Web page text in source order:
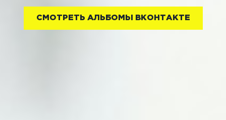
СМОТРЕТЬ АЛЬБОМЫ ВКОНТАКТЕ